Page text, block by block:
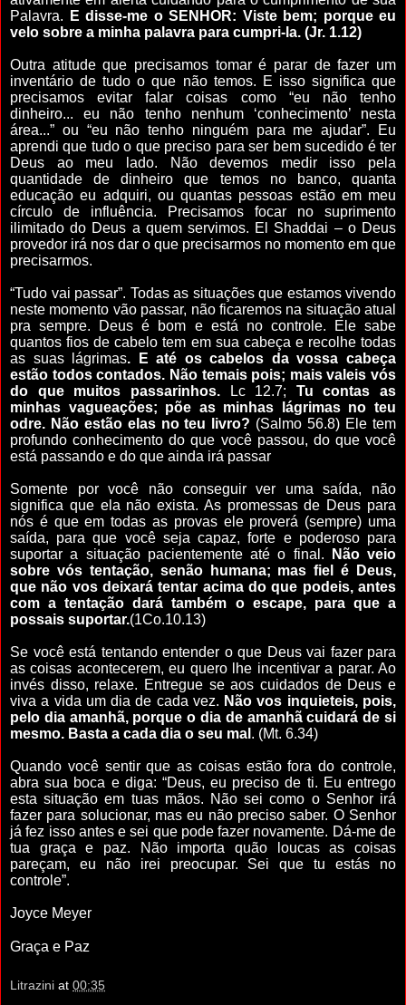
Palavra.
E disse-me o SENHOR: Viste bem; porque eu
velo sobre a minha palavra para cumpri-la. (Jr. 1.12)
Outra atitude que precisamos tomar é parar de fazer um
inventário de tudo o que não temos. E isso significa que
precisamos evitar falar coisas como “eu não tenho
dinheiro... eu não tenho nenhum ‘conhecimento’ nesta
área...” ou “eu não tenho ninguém para me ajudar”. Eu
aprendi que tudo o que preciso para ser bem sucedido é ter
Deus ao meu lado. Não devemos medir isso pela
quantidade de dinheiro que temos no banco, quanta
educação eu adquiri, ou quantas pessoas estão em meu
círculo de influência. Precisamos focar no suprimento
ilimitado do Deus a quem servimos. El Shaddai – o Deus
provedor irá nos dar o que precisarmos no momento em que
precisarmos.
“Tudo vai passar”. Todas as situações que estamos vivendo
neste momento vão passar, não ficaremos na situação atual
pra sempre. Deus é bom e está no controle. Ele sabe
quantos fios de cabelo tem em sua cabeça e recolhe todas
as suas lágrimas.
E até os cabelos da vossa cabeça
estão todos contados. Não temais pois; mais valeis vós
do que muitos passarinhos.Lc 12.7; Tu contas as
minhas vagueações; põe as minhas lágrimas no teu
odre. Não estão elas no teu livro? (Salmo 56.8) Ele tem
profundo conhecimento do que você passou, do que você
está passando e do que ainda irá passar
Somente por você não conseguir ver uma saída, não
significa que ela não exista. As promessas de Deus para
nós é que em todas as provas ele proverá (sempre) uma
saída, para que você seja capaz, forte e poderoso para
suportar a situação pacientemente até o final.
Não veio
sobre vós tentação, senão humana; mas fiel é Deus,
que não vos deixará tentar acima do que podeis, antes
com a tentação dará também o escape, para que a
possais suportar.(1Co.10.13)
Se você está tentando entender o que Deus vai fazer para
as coisas acontecerem, eu quero lhe incentivar a parar. Ao
invés disso, relaxe. Entregue se aos cuidados de Deus e
viva a vida um dia de cada vez. Não vos inquieteis, pois,
pelo dia amanhã, porque o dia de amanhã cuidará de si
mesmo. Basta a cada dia o seu mal . (Mt. 6.34)
Quando você sentir que as coisas estão fora do controle,
abra sua boca e diga: “Deus, eu preciso de ti. Eu entrego
esta situação em tuas mãos. Não sei como o Senhor irá
fazer para solucionar, mas eu não preciso saber. O Senhor
já fez isso antes e sei que pode fazer novamente. Dá-me de
tua graça e paz. Não importa quão loucas as coisas
pareçam, eu não irei preocupar. Sei que tu estás no
controle”.
Joyce Meyer
Graça e Paz
Litrazini at 00:35